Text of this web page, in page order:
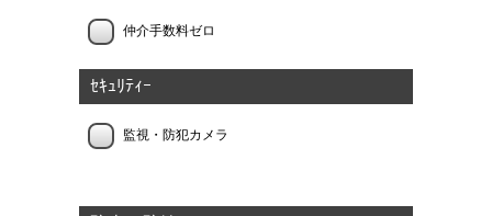
仲介手数料ゼロ
ｾｷｭﾘﾃｨｰ
監視・防犯カメラ